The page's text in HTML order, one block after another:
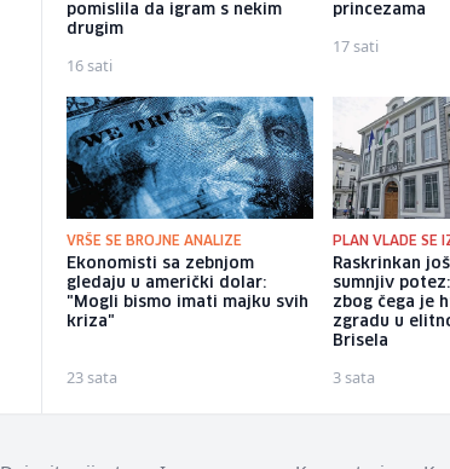
pomislila da igram s nekim
drugim
16 sati
princezama
17 sati
VRŠE SE BROJNE ANALIZE
Ekonomisti sa zebnjom
gledaju u američki dolar:
"Mogli bismo imati majku svih
kriza"
23 sata
PLAN VLADE SE
Raskrinkan
sumnjiv
zbog čega je
zgradu u
Brisela
3 sata